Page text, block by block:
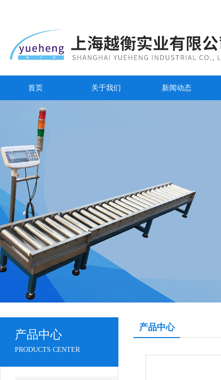
首页 关于我们 新闻动态
产品中心
PRODUCTS CENTER
产品中心